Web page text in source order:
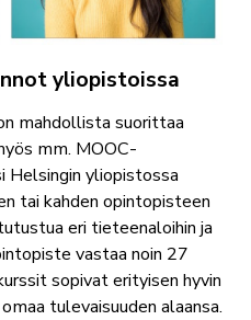
yliopistoissa
mahdollista suorittaa
mm. MOOC-
Helsingin yliopistossa
tai kahden opintopisteen
eri tieteenaloihin ja
vastaa noin 27
sopivat erityisen hyvin
tulevaisuuden alaansa.